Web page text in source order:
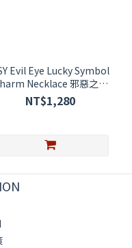
Symbol
Necklace 邪惡之眼
幸運符號吊墜項鍊 25HSAC
NT$1,280